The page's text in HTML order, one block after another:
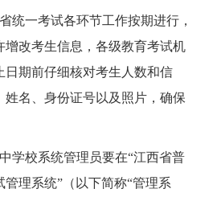
统一考试各环节工作按期进行，
增改考生信息，各级教育考试机
日期前仔细核对考生人数和信
姓名、身份证号以及照片，确保
学校系统管理员要在“江西省普
理系统”（以下简称“管理系